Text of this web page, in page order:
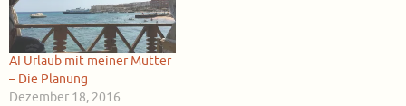
AI Urlaub mit meiner Mutter
– Die Planung
Dezember 18, 2016